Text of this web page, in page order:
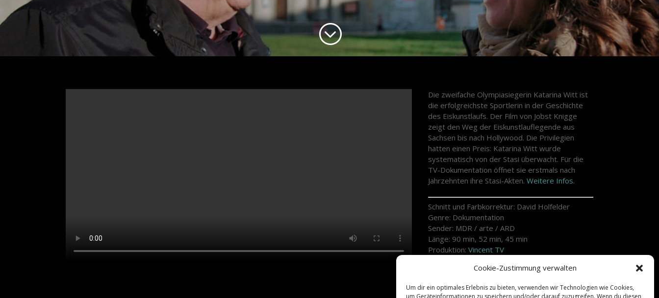
Cookie-Zustimmung verwalten
Um dir ein optimales Erlebnis zu bieten, verwenden wir Technologien wie Cookies,
um Geräteinformationen zu speichern und/oder darauf zuzugreifen. Wenn du diesen
;
Die zweifache Olympiasiegerin Katarina Witt ist
die erfolgreichste Sportlerin in der Geschichte
des Eiskunstlaufs. Der Film von Jobst Knigge
zeigt den Weg der Eiskunstlauflegende aus
Sachsen bis nach Hollywood. Die Privilegien
hatten einen Preis: Katarina Witt wurde
systematisch von der Stasi überwacht. Für die
TV-Dokumentation öffnet sie erstmals nach
Jahrzehnten ihre Stasi-Akten. Weitere Infos.
Schnitt und Farbkorrektur: David Holfelder
Genre: Dokumentation
Sender: MDR / arte / ARD
Länge: 90 min, 52 min, 45 min
Produktion: Vincent TV
23.09.2019 | 22:15 arte